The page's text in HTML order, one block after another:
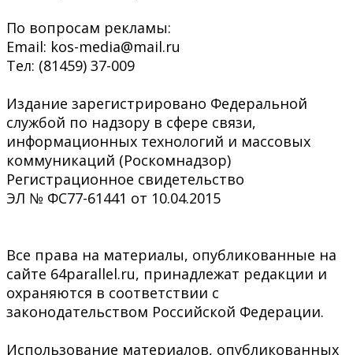
По вопросам рекламы:
Email: kos-media@mail.ru
Тел: (81459) 37-009
Издание зарегистрировано Федеральной
службой по надзору в сфере связи,
информационных технологий и массовых
коммуникаций (Роскомнадзор)
Регистрационное свидетельство
ЭЛ № ФС77-61441 от 10.04.2015
Все права на материалы, опубликованные на
сайте 64parallel.ru, принадлежат редакции и
охраняются в соответствии с
законодательством Российской Федерации.
Использование материалов, опубликованных